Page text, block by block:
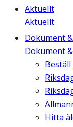
Aktuellt
Aktuellt
Dokument
Dokument
Hitta